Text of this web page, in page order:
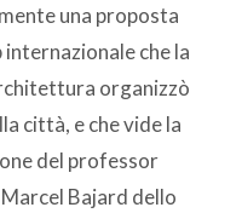
una proposta
che la
organizzò
città, e che vide la
del professor
Bajard dello